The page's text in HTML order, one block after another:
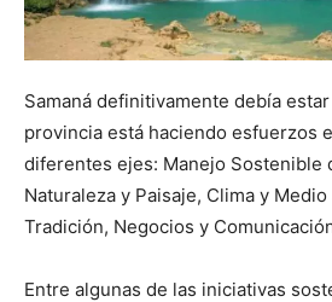
Samaná definitivamente debía
provincia está haciendo esfuerzos
diferentes ejes: Manejo Sostenible
Naturaleza y Paisaje, Clima y
Tradición, Negocios y
Entre algunas de las iniciativas